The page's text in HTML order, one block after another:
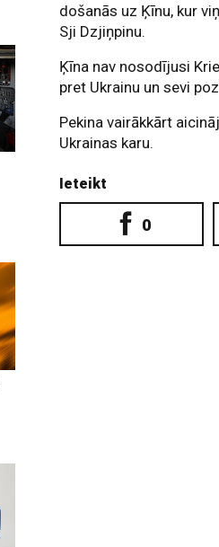
došanās uz Ķīnu, kur
Sji Dzjiņpinu.
Ķīna nav nosodījusi
pret Ukrainu un sevi
Pekina vairākkārt
Ukrainas karu.
Ieteikt
0